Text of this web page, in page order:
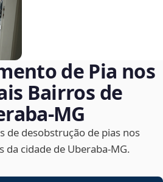
de Pia nos
Bairros de
de desobstrução de pias nos
cidade de Uberaba‑MG.